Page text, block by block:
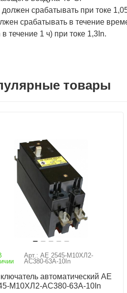
срабатывать при токе
срабатывать в течение
в течение 1 ч) при токе 1,3In.
товары
Арт.: АЕ 2545-М10ХЛ2-
AC380-63А-10In
автоматический АЕ
М10ХЛ2-AC380-63А-10In